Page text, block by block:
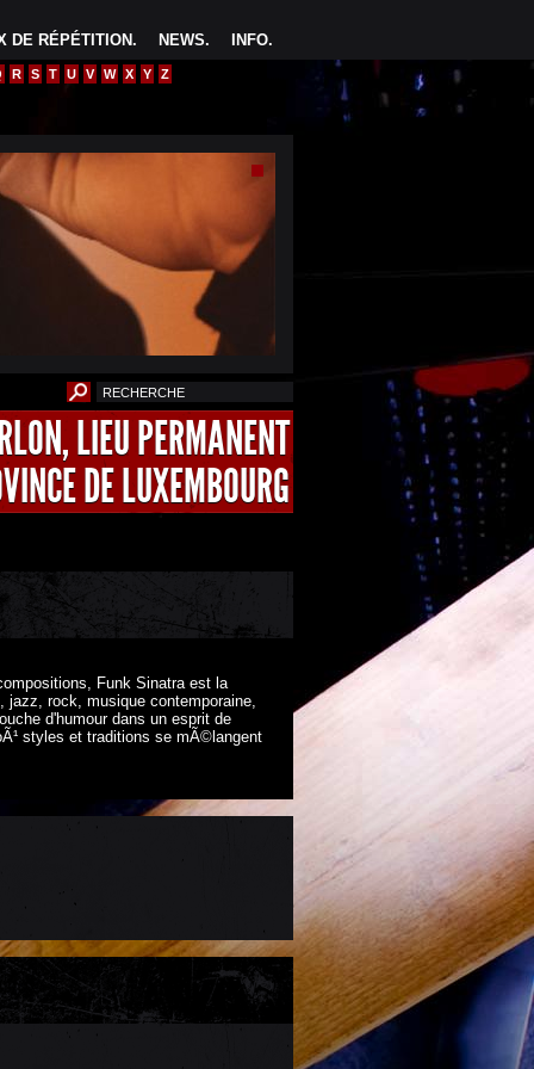
INFO.
NEWS.
DE RÉPÉTITION.
R S T U V W X Y Z
LIEU PERMANENT
DE LUXEMBOURG
Funk Sinatra est la
rock, musique contemporaine,
d'humour dans un esprit de
styles et traditions se mÃ©langent